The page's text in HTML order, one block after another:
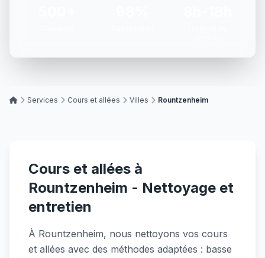
Services Cours et allées Villes Rountzenheim
Cours et allées à
Rountzenheim - Nettoyage et
entretien
À Rountzenheim, nous nettoyons vos cours
et allées avec des méthodes adaptées : basse